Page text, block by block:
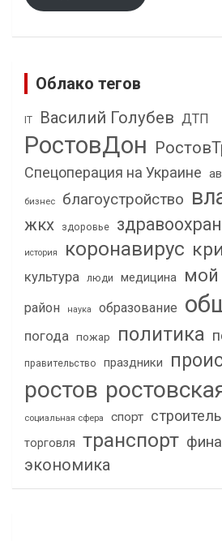
Облако тегов
IT Василий Голубев ДТП
РостовДон
Спецоперация на Украине
бизнес благоустройство
жкх здоровье
история коронавирус
культура люди медицина мой
район
наука образование
погода пожар политика
правительство праздники
ростов
социальная сфера спорт
торговля транспорт
экономика